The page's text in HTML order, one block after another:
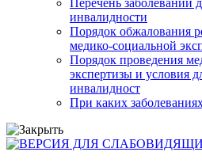
Перечень заболеваний
инвалидности
Порядок обжалования
медико-социальной
Порядок проведения
экспертизы и условия
инвалидност
При каких